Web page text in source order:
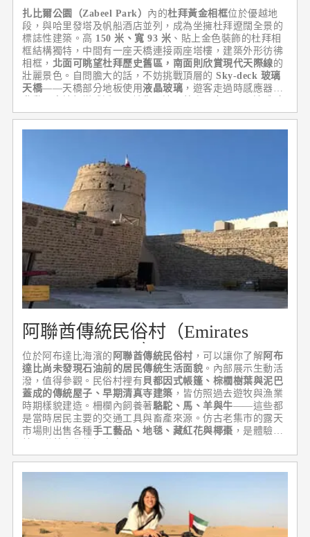
扎比爾公園（Zabeel Park） 內的杜拜黃金相框位於優越地
段，與哈里發塔及帆船酒店並列，成為坐擁杜拜遼闊全景的
標誌性建築。高 150 米、寬 93 米 、貼上金色裝飾的杜拜相
框結構獨特，中間有一座天橋連接兩座塔樓，建築外形彷彿
相框， 北面可眺望杜拜歷史舊區，南面則欣賞現代天際線的
壯麗景色。自問膽大的話，不妨挑戰頂層的Sky-deck 玻璃
天橋——天橋部分地板使用 液晶玻璃 ，遊客走過時感應器會
在半空中行走的感覺。
阿聯酋傳統民俗村（Emirates
Heritage Village）
位於阿布達比海濱的 阿聯酋傳統民俗村 ，可以讓你了解阿布
達比尚未發現石油前的居民傳統生活面貌 。內部展示生動活
潑，值得參觀。民俗村裡有 貝都因式帳篷、棕櫚樹葉與泥巴
蓋成的傳統屋子、早期清真寺建築 ，皆仿照過去遊牧與漁業
時期樣貌建造。柵欄內飼養著駱駝、馬、羊與牛——這些都
是當時居民主要的交通工具與畜產來源。仿古老集市的露天
市場則出售各種手工藝品、地毯、藏紅花與椰棗 ，是體驗傳